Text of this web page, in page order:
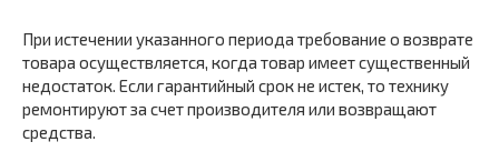
При истечении указанного периода требование о возврате
товара осуществляется, когда товар имеет существенный
недостаток. Если гарантийный срок не истек, то технику
ремонтируют за счет производителя или возвращают
средства.